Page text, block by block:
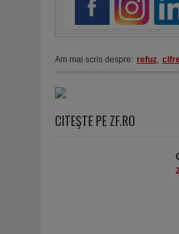
Am mai scris despre: refuz,
CITEŞTE PE ZF.RO